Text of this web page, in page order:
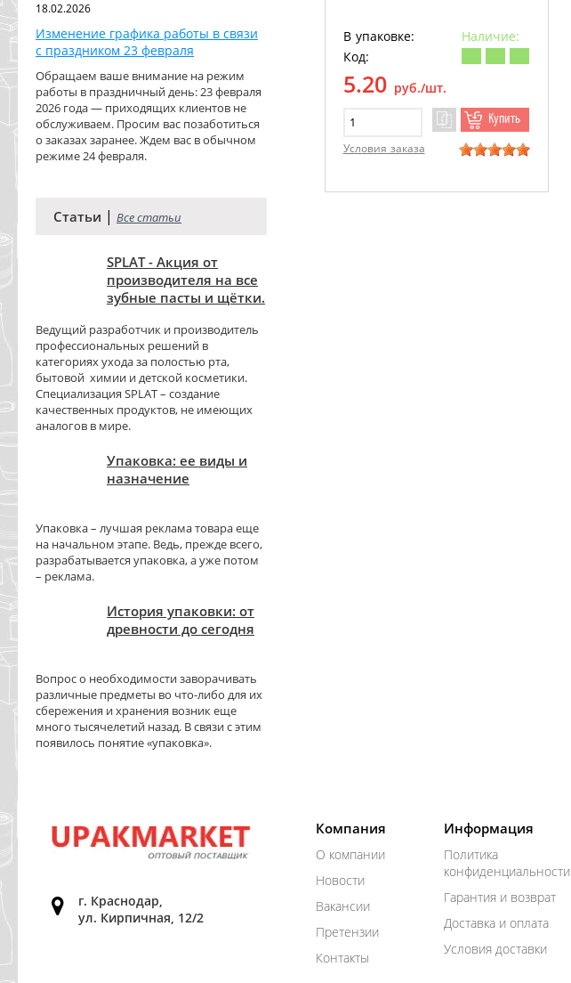
18.02.2026
Изменение графика работы в связи
с праздником 23 февраля
Обращаем ваше внимание на режим
работы в праздничный день: 23 февраля
2026 года — приходящих клиентов не
обслуживаем. Просим вас позаботиться
о заказах заранее. Ждем вас в обычном
режиме 24 февраля.
Статьи | Все статьи
SPLAT - Акция от
производителя на все
зубные пасты и щётки.
Ведущий разработчик и производитель
профессиональных решений в
категориях ухода за полостью рта,
бытовой химии и детской косметики.
Специализация SPLAT – создание
качественных продуктов, не имеющих
аналогов в мире.
Упаковка: ее виды и
назначение
Упаковка – лучшая реклама товара еще
на начальном этапе. Ведь, прежде всего,
разрабатывается упаковка, а уже потом
– реклама.
История упаковки: от
древности до сегодня
Вопрос о необходимости заворачивать
различные предметы во что-либо для их
сбережения и хранения возник еще
много тысячелетий назад. В связи с этим
появилось понятие «упаковка».
В упаковке:
Наличие:
Код:
5.20 руб./шт.
Купить
Условия заказа
г. Краснодар,
ул. Кирпичная, 12/2
Компания
О компании
Новости
Вакансии
Претензии
Контакты
Информация
Политика
конфиденциальности
Гарантия и возврат
Доставка и оплата
Условия доставки